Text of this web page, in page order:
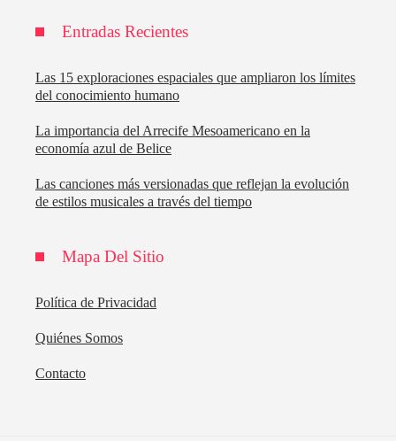
Entradas Recientes
Las 15 exploraciones espaciales que ampliaron los límites
del conocimiento humano
La importancia del Arrecife Mesoamericano en la
economía azul de Belice
Las canciones más versionadas que reflejan la evolución
de estilos musicales a través del tiempo
Mapa Del Sitio
Política de Privacidad
Quiénes Somos
Contacto